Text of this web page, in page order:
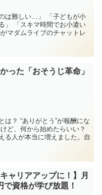
は難しい…」 「子どもが小
」 「スキマ時間でお小遣い
マダムライブのチャットレ
った「おそうじ革命」
？ “ありがとう”が報酬にな
ど、何から始めたらいい？
る人が本当に増えました。自
キャリアアップに！】月
で資格が学び放題！